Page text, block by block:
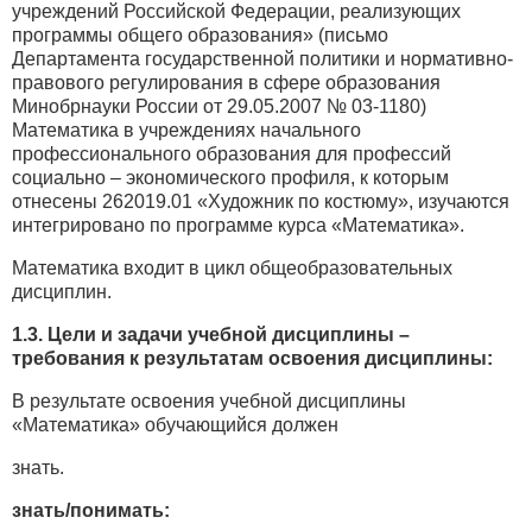
учреждений Российской Федерации, реализующих
программы общего образования» (письмо
Департамента государственной политики и нормативно-
правового регулирования в сфере образования
Минобрнауки России от 29.05.2007 № 03-1180)
Математика в учреждениях начального
профессионального образования для профессий
социально – экономического профиля, к которым
отнесены 262019.01 «Художник по костюму», изучаются
интегрировано по программе курса «Математика».
Математика входит в цикл общеобразовательных
дисциплин.
1.3. Цели и задачи учебной дисциплины –
требования к результатам освоения дисциплины:
В результате освоения учебной дисциплины
«Математика» обучающийся должен
знать.
знать/понимать: